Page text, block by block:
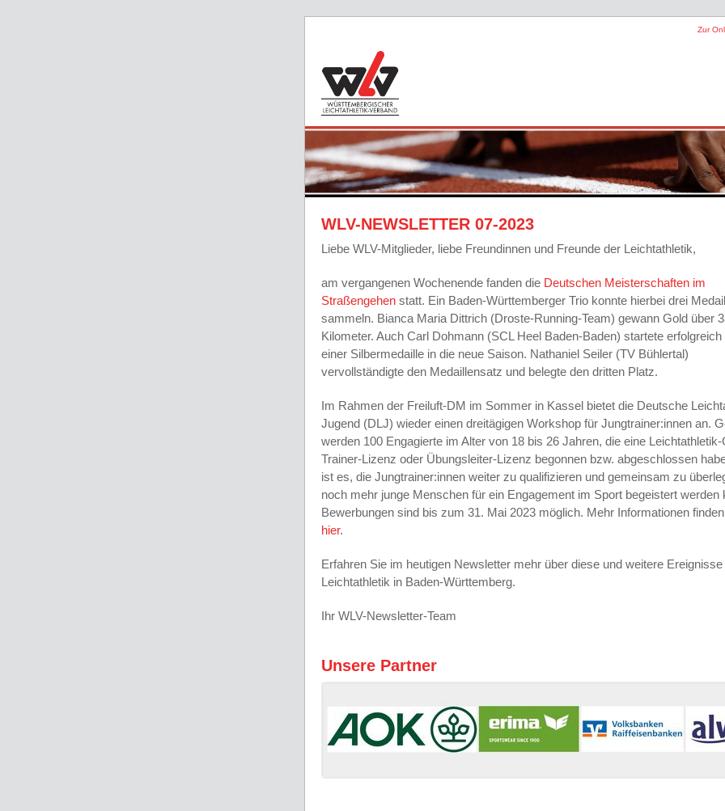
Zur
WLV-NEWSLETTER 07-2023
Liebe WLV-Mitglieder, liebe Freundinnen und Freunde der Leichtathletik,
am vergangenen Wochenende fanden die Deutschen Meisterschaften im
Straßengehen statt. Ein Baden-Württemberger Trio konnte hierbei drei
sammeln. Bianca Maria Dittrich (Droste-Running-Team) gewann Gold über
Kilometer. Auch Carl Dohmann (SCL Heel Baden-Baden) startete erfolgreich
einer Silbermedaille in die neue Saison. Nathaniel Seiler (TV Bühlertal)
vervollständigte den Medaillensatz und belegte den dritten Platz.
Im Rahmen der Freiluft-DM im Sommer in Kassel bietet die Deutsche
Jugend (DLJ) wieder einen dreitägigen Workshop für Jungtrainer:innen an.
werden 100 Engagierte im Alter von 18 bis 26 Jahren, die eine Leichtathletik-
Trainer-Lizenz oder Übungsleiter-Lizenz begonnen bzw. abgeschlossen
ist es, die Jungtrainer:innen weiter zu qualifizieren und gemeinsam zu
noch mehr junge Menschen für ein Engagement im Sport begeistert werden
Bewerbungen sind bis zum 31. Mai 2023 möglich. Mehr Informationen
hier.
Erfahren Sie im heutigen Newsletter mehr über diese und weitere
Leichtathletik in Baden-Württemberg.
Ihr WLV-Newsletter-Team
Unsere Partner